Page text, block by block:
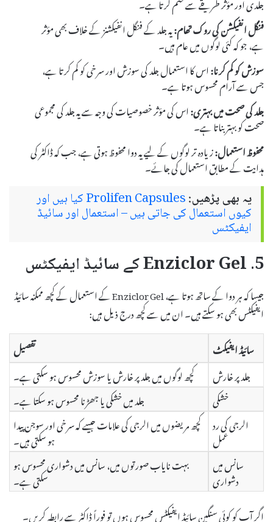
فنگل انفیکشن کی روک تھام:یہ جلد کے فنگل انفیکشنز کے خلاف بھی مؤثر
ہے، جو کہ کئی لوگوں میں عام ہیں۔
سوزش کو کم کرنا:اس کا استعمال جلد کی سوزش اور سرخی کو کم کرتا ہے،
جس سے آرام محسوس ہوتا ہے۔
جلد کی صحت میں بہتری:اس کی مؤثر خصوصیات کی وجہ سے یہ جلد کی مجموعی
صحت کو بہتر بناتا ہے۔
محفوظ استعمال:زیادہ تر لوگوں کے لیے یہ دوا محفوظ ہوتی ہے، جب کہ ڈاکٹر کی
ہدایت کے مطابق استعمال کی جائے۔
یہ بھی پڑھیں: Prolifen Capsules کیا ہیں اور
کیوں استعمال کی جاتی ہیں – استعمال اور سائیڈ
ایفیکٹس
5. Enziclor Gel کے سائیڈ ایفیکٹس
جیسا کہ ہر دوا کے ساتھ ہوتا ہے، Enziclor Gel کے استعمال کے کچھ ممکنہ سائیڈ
ایفیکٹس بھی ہو سکتے ہیں۔ ان میں سے کچھ درج ذیل ہیں:
سائیڈ ایفیکٹ
تفصیل
جلد پر خارش
کچھ لوگوں میں جلد پر خارش یا سوزش محسوس ہو سکتی ہے۔
خشکی
جلد میں خشکی یا جھڑنا محسوس ہو سکتا ہے۔
الرجی کی رد
عمل
کچھ مریضوں میں الرجی کی علامات جیسے کہ سرخی اور سوجن پیدا
ہو سکتی ہیں۔
سانس میں
دشواری
بہت نایاب صورتوں میں، سانس میں دشواری محسوس ہو
سکتی ہے۔
اگر آپ کو کوئی سنگین سائیڈ ایفیکٹس محسوس ہوں تو فوراً ڈاکٹر سے رابطہ کریں۔